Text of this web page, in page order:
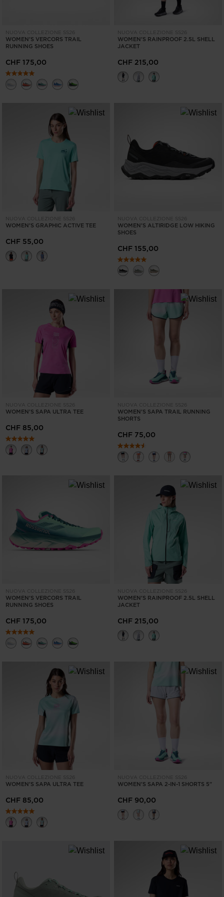
NUOVA COLLEZIONE SS26
WOMEN'S VERCORS TRAIL
RUNNING SHOES
CHF 175,00
NUOVA COLLEZIONE SS26
WOMEN'S RAINPROOF 2.5L SHELL
JACKET
CHF 215,00
NUOVA COLLEZIONE SS26
WOMEN'S GRAPHIC ACTIVE TEE
CHF 55,00
NUOVA COLLEZIONE SS26
WOMEN'S ALTIRIDGE LOW HIKING
SHOES
CHF 155,00
NUOVA COLLEZIONE SS26
WOMEN'S SAPA ULTRA TEE
CHF 85,00
NUOVA COLLEZIONE SS26
WOMEN'S SAPA TRAIL RUNNING
SHORTS
CHF 75,00
NUOVA COLLEZIONE SS26
WOMEN'S VERCORS TRAIL
RUNNING SHOES
CHF 175,00
NUOVA COLLEZIONE SS26
WOMEN'S RAINPROOF 2.5L SHELL
JACKET
CHF 215,00
NUOVA COLLEZIONE SS26
WOMEN'S SAPA ULTRA TEE
CHF 85,00
NUOVA COLLEZIONE SS26
WOMEN'S SAPA 2-IN-1 SHORTS 5"
CHF 90,00